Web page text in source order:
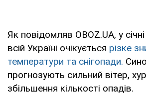
Як повідомляв OBOZ.UA, у
всій Україні очікується різке
температури та снігопади.
прогнозують сильний вітер,
збільшення кількості опадів.